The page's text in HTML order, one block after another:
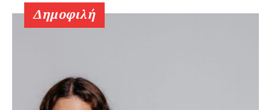
Δημοφιλή